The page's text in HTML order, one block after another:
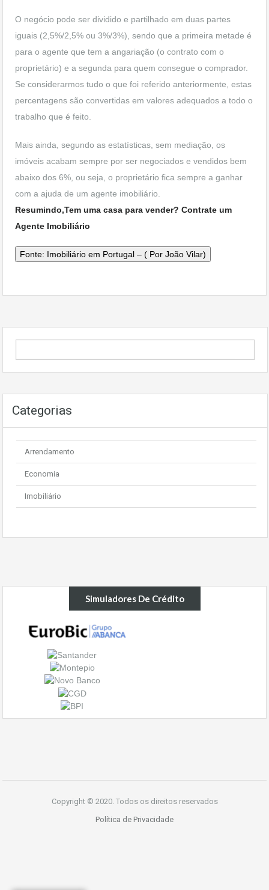
O negócio pode ser dividido e partilhado em duas partes
iguais (2,5%/2,5% ou 3%/3%), sendo que a primeira metade é
para o agente que tem a angariação (o contrato com o
proprietário) e a segunda para quem consegue o comprador.
Se considerarmos tudo o que foi referido anteriormente, estas
percentagens são convertidas em valores adequados a todo o
trabalho que é feito.
Mais ainda, segundo as estatísticas, sem mediação, os
imóveis acabam sempre por ser negociados e vendidos bem
abaixo dos 6%, ou seja, o proprietário fica sempre a ganhar
com a ajuda de um agente imobiliário.
Resumindo,Tem uma casa para vender? Contrate um
Agente Imobiliário
Fonte: Imobiliário em Portugal – ( Por João Vilar)
Categorias
Arrendamento
Economia
Imobiliário
Simuladores De Crédito
Copyright © 2020. Todos os direitos reservados
Política de Privacidade